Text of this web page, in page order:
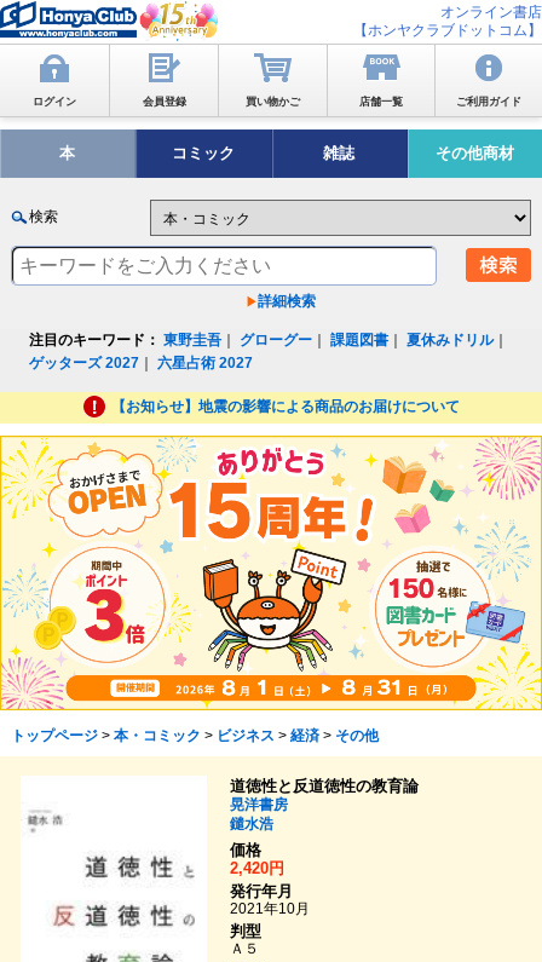
オンライン書店
【ホンヤクラブドットコム】
ログイン 会員登録 買い物かご 店舗一覧 ご利用ガイド
本 コミック 雑誌 その他商材
検索
詳細検索
注目のキーワード： 東野圭吾 グローグー ｜課題図書 ｜夏休みドリル｜
ゲッターズ 2027 ｜六星占術 2027
【お知らせ】地震の影響による商品のお届けについて
トップページ> 本・コミック > ビジネス > 経済> その他
道徳性と反道徳性の教育論
晃洋書房
鑓水浩
価格
2,420円
発行年月
2021年10月
判型
Ａ５